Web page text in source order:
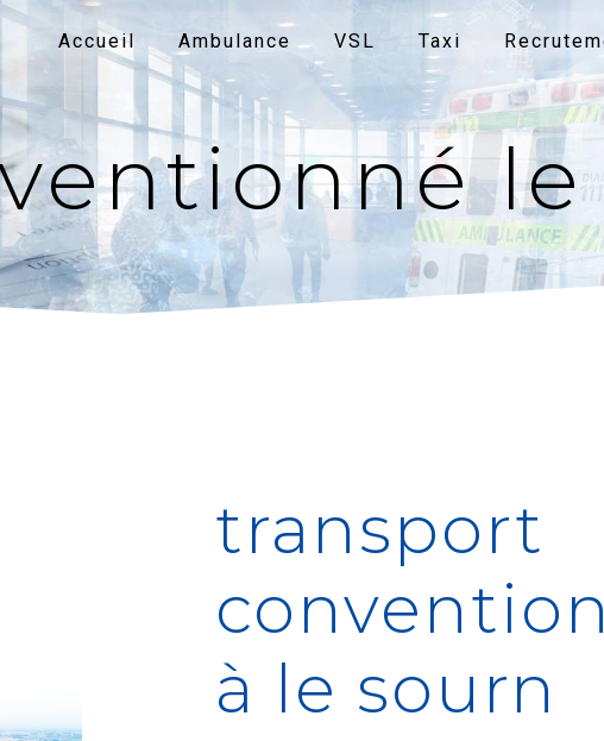
Accueil Ambulance VSL Taxi
transport
à le sourn